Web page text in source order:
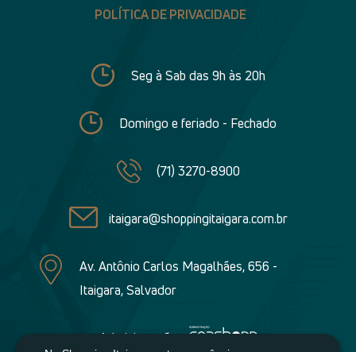
POLÍTICA DE PRIVACIDADE
Seg à Sab das 9h às 20h
Domingo e feriado - Fechado
(71) 3270-8900
itaigara@shoppingitaigara.com.br
Av. Antônio Carlos Magalhães, 656 -
Itaigara, Salvador
Administração: